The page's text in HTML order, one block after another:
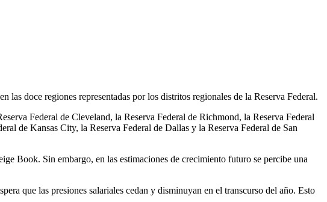
doce regiones representadas por los distritos regionales de la Reserva Federal.
Federal de Cleveland, la Reserva Federal de Richmond, la Reserva Federal
de Kansas City, la Reserva Federal de Dallas y la Reserva Federal de San
Book. Sin embargo, en las estimaciones de crecimiento futuro se percibe una
que las presiones salariales cedan y disminuyan en el transcurso del año. Esto